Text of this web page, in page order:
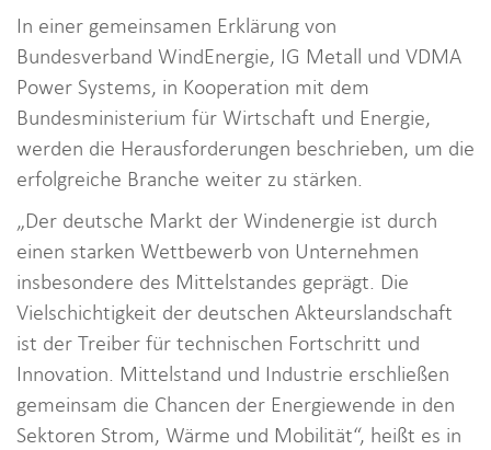
In einer gemeinsamen Erklärung von
Bundesverband WindEnergie, IG Metall und VDMA
Power Systems, in Kooperation mit dem
Bundesministerium für Wirtschaft und Energie,
werden die Herausforderungen beschrieben, um die
erfolgreiche Branche weiter zu stärken.
„Der deutsche Markt der Windenergie ist durch
einen starken Wettbewerb von Unternehmen
insbesondere des Mittelstandes geprägt. Die
Vielschichtigkeit der deutschen Akteurslandschaft
ist der Treiber für technischen Fortschritt und
Innovation. Mittelstand und Industrie erschließen
gemeinsam die Chancen der Energiewende in den
Sektoren Strom, Wärme und Mobilität“, heißt es in